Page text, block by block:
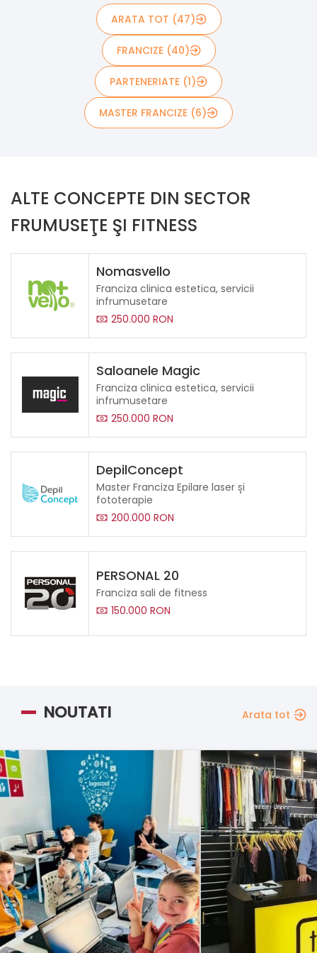
ARATA TOT (47)
FRANCIZE (40)
PARTENERIATE (1)
MASTER FRANCIZE (6)
ALTE CONCEPTE DIN SECTOR
FRUMUSEŢE ŞI FITNESS
Nomasvello
Franciza clinica estetica, servicii
infrumusetare
250.000 RON
Saloanele Magic
Franciza clinica estetica, servicii
infrumusetare
250.000 RON
DepilConcept
Master Franciza Epilare laser și
fototerapie
200.000 RON
PERSONAL 20
Franciza sali de fitness
150.000 RON
NOUTATI Arata tot